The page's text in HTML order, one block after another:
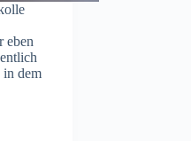
eben
in dem